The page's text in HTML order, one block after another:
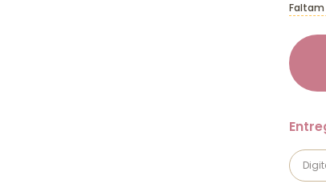
Faltam